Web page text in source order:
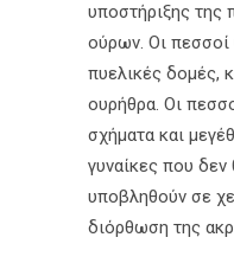
υποστήριξης της
ούρων. Οι πεσσοί
πυελικές δομές,
ουρήθρα. Οι
σχήματα και
γυναίκες που
υποβληθούν σε
διόρθωση της